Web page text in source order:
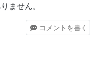
ません。
コメント を書く